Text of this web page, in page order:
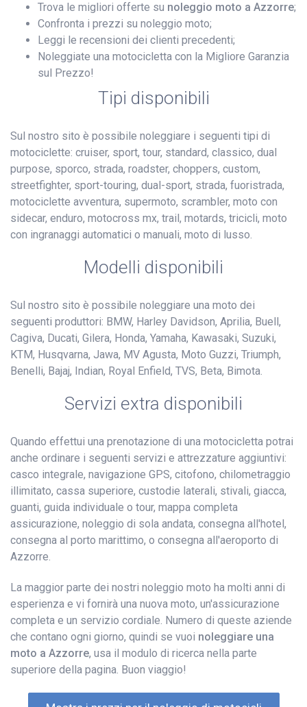
Trova le migliori offerte su noleggio moto a Azzorre;
Confronta i prezzi su noleggio moto;
Leggi le recensioni dei clienti precedenti;
Noleggiate una motocicletta con la Migliore Garanzia
sul Prezzo!
Tipi disponibili
Sul nostro sito è possibile noleggiare i seguenti tipi di
motociclette: cruiser, sport, tour, standard, classico, dual
purpose, sporco, strada, roadster, choppers, custom,
streetfighter, sport-touring, dual-sport, strada, fuoristrada,
motociclette avventura, supermoto, scrambler, moto con
sidecar, enduro, motocross mx, trail, motards, tricicli, moto
con ingranaggi automatici o manuali, moto di lusso.
Modelli disponibili
Sul nostro sito è possibile noleggiare una moto dei
seguenti produttori: BMW, Harley Davidson, Aprilia, Buell,
Cagiva, Ducati, Gilera, Honda, Yamaha, Kawasaki, Suzuki,
KTM, Husqvarna, Jawa, MV Agusta, Moto Guzzi, Triumph,
Benelli, Bajaj, Indian, Royal Enfield, TVS, Beta, Bimota.
Servizi extra disponibili
Quando effettui una prenotazione di una motocicletta potrai
anche ordinare i seguenti servizi e attrezzature aggiuntivi:
casco integrale, navigazione GPS, citofono, chilometraggio
illimitato, cassa superiore, custodie laterali, stivali, giacca,
guanti, guida individuale o tour, mappa completa
assicurazione, noleggio di sola andata, consegna all'hotel,
consegna al porto marittimo, o consegna all'aeroporto di
Azzorre.
La maggior parte dei nostri noleggio moto ha molti anni di
esperienza e vi fornirà una nuova moto, un'assicurazione
completa e un servizio cordiale. Numero di queste aziende
che contano ogni giorno, quindi se vuoi noleggiare una
moto a Azzorre, usa il modulo di ricerca nella parte
superiore della pagina. Buon viaggio!